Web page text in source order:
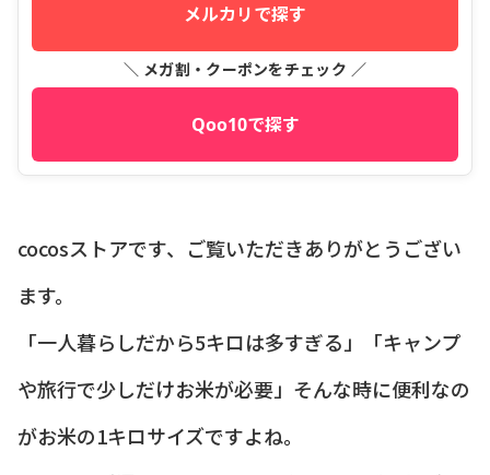
メルカリで探す
＼ メガ割・クーポンをチェック ／
Qoo10で探す
cocosストアです、ご覧いただきありがとうござい
ます。
「一人暮らしだから5キロは多すぎる」「キャンプ
や旅行で少しだけお米が必要」そんな時に便利なの
がお米の1キロサイズですよね。